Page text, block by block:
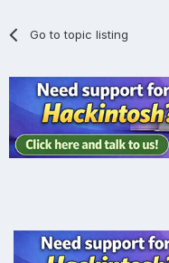
Go to topic listing